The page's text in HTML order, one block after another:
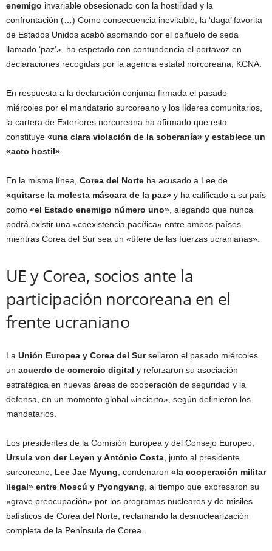
enemigo invariable obsesionado con la hostilidad y la
confrontación (…) Como consecuencia inevitable, la ‘daga’ favorita
de Estados Unidos acabó asomando por el pañuelo de seda
llamado ‘paz'», ha espetado con contundencia el portavoz en
declaraciones recogidas por la agencia estatal norcoreana, KCNA.
En respuesta a la declaración conjunta firmada el pasado
miércoles por el mandatario surcoreano y los líderes comunitarios,
la cartera de Exteriores norcoreana ha afirmado que esta
constituye «una clara violación de la soberanía» y establece un
«acto hostil»
En la misma línea, Corea del Norte ha acusado a Lee de
«quitarse la molesta máscara de la paz» y ha calificado a su país
como «el Estado enemigo número uno» , alegando que nunca
podrá existir una «coexistencia pacífica» entre ambos países
mientras Corea del Sur sea un «títere de las fuerzas ucranianas».
UE y Corea, socios ante la
participación norcoreana en el
frente ucraniano
La Unión Europea y Corea del Sursellaron el pasado miércoles
un acuerdo de comercio digital y reforzaron su asociación
estratégica en nuevas áreas de cooperación de seguridad y la
defensa, en un momento global «incierto», según definieron los
mandatarios.
Los presidentes de la Comisión Europea y del Consejo Europeo,
Ursula von der Leyen y António Costa , junto al presidente
surcoreano, Lee Jae Myung , condenaron «la cooperación militar
ilegal» entre Moscú y Pyongyang , al tiempo que expresaron su
«grave preocupación» por los programas nucleares y de misiles
balísticos de Corea del Norte, reclamando la desnuclearización
completa de la Península de Corea.